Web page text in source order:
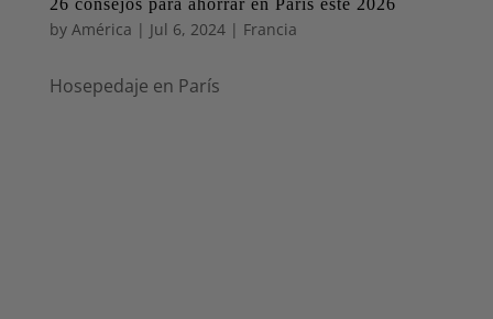
by América | Jul 6, 2024| Francia
Hosepedaje en París